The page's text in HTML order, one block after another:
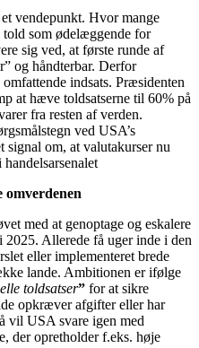
vendepunkt. Hvor mange
som ødelæggende for
sig ved, at første runde af
og håndterbar. Derfor
indsats. Præsidenten
at hæve toldsatserne til 60% på
fra resten af verden.
ved USA’s
om, at valutakurser nu
omverdenen
med at genoptage og eskalere
Allerede få uger inde i den
eller implementeret brede
lande. Ambitionen er ifølge
toldsatser” for at sikre
opkræver afgifter eller har
vil USA svare igen med
der opretholder f.eks. høje